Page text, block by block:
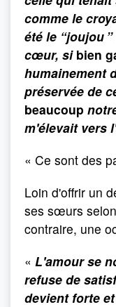
comme le
été le “joujou
cœur, sibien
humainement
préservée de
beaucoup
m'élevait vers
« Ce sont des
Loin d'offrir un
ses sœurs
contraire, une
« L'amour se
refuse de
devient forte